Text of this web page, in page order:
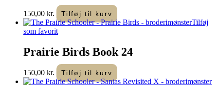
150,00 kr. Tilføj til kurv
Tilføj
som favorit
Prairie Birds Book 24
150,00 kr. Tilføj til kurv